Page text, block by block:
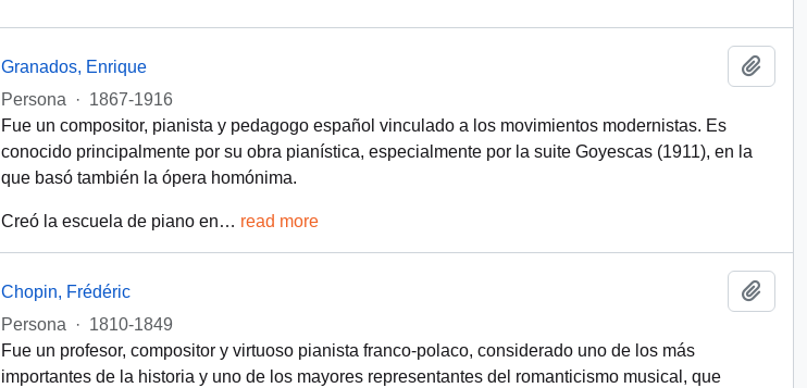
Granados, Enrique
Persona
· 1867-1916
Fue un compositor, pianista y pedagogo español vinculado a los movimientos modernistas. Es
conocido principalmente por su obra pianística, especialmente por la suite Goyescas (1911), en la
que basó también la ópera homónima.
Creó la escuela de piano en… read more
Chopin, Frédéric
Persona
· 1810-1849
Fue un profesor, compositor y virtuoso pianista franco-polaco, considerado uno de los más
importantes de la historia y uno de los mayores representantes del romanticismo musical, que